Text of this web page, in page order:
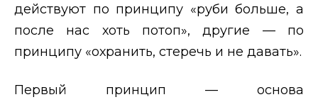
действуют по принципу «руби больше, а
после нас хоть потоп», другие — по
принципу «охранить, стеречь и не давать».
Первый принцип — основа